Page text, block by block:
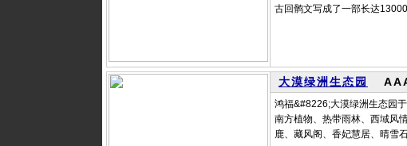
古回鹘文写成了一部长达
大漠绿洲生态园
鸿福&#8226;大漠绿洲生态园
南方植物、热带雨林、西域风
鹿、藏风阁、香妃慧居、晴雪